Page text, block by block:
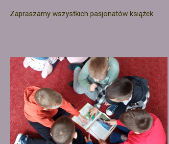
Zapraszamy wszystkich pasjonatów książek